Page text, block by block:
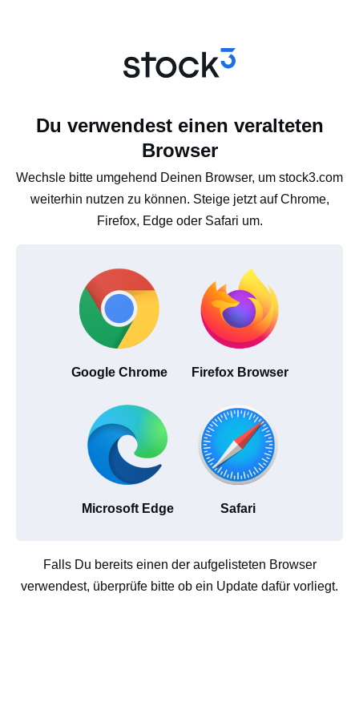
Du verwendest einen veralteten
Browser
Wechsle bitte umgehend Deinen Browser, um stock3.com
weiterhin nutzen zu können. Steige jetzt auf Chrome,
Firefox, Edge oder Safari um.
Google Chrome Firefox Browser
Microsoft Edge Safari
Falls Du bereits einen der aufgelisteten Browser
verwendest, überprüfe bitte ob ein Update dafür vorliegt.